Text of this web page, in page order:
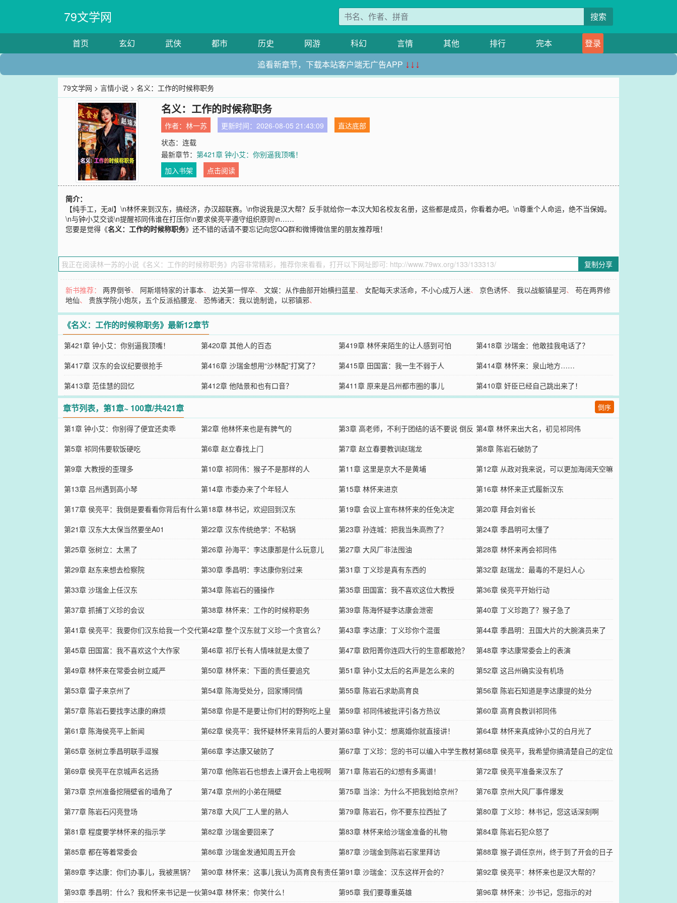
79文学网 搜索
首页 玄幻 武侠 都市 历史 网游 科幻 言情 其他 排行 完本
登录
追看新章节，下载本站客户端无广告APP ↓↓↓
79文学网 >言情小说 > 名义：工作的时候称职务
名义：工作的时候称职务
作者：林一苏 更新时间：2026-08-05 21:43:09
直达底部
状态：连载
最新章节：第421章 钟小艾：你别逼我顶嘴！
加入书架
点击阅读
简介：
【纯手工，无ai】\n林怀来到汉东，搞经济，办汉超联赛。\n你说我是汉大帮？反手就给你一本汉大知名校友名册，这些都是成员，你看着办吧。\n尊重个人命运，绝不当保姆。
\n与钟小艾交谈\n提醒祁同伟谁在打压你\n要求侯亮平遵守组织原则\n……
您要是觉得《名义：工作的时候称职务》还不错的话请不要忘记向您QQ群和微博微信里的朋友推荐哦！
复制分享
新书推荐：两界倒爷、 阿斯塔特家的计事本、边关第一悍卒、文娱：从作曲部开始横扫蓝星、女配每天求活命，不小心成万人迷、 京色诱怀、我以战躯镇星河、苟在两界修
地仙、贵族学院小炮灰，五个反派掐腰宠、恐怖诸天：我以诡制诡，以邪镇邪、
《名义：工作的时候称职务》最新12章节
第421章 钟小艾：你别逼我顶嘴！ 第420章 其他人的百态 第419章 林怀来陌生的让人感到可怕
第418章 沙瑞金：他敢挂我电话了？
第417章 汉东的会议纪要很抢手
第416章 沙瑞金想用“沙林配”打窝了？ 第415章 田国富：我一生不弱于人
第414章 林怀来：泉山地方……
第413章 范佳慧的回忆
第412章 他陆景和也有口音？ 第411章 原来是吕州都市圈的事儿 第410章 奸臣已经自己跳出来了！
章节列表，第1章~ 100章/共421章 倒序
第1章 钟小艾：你别得了便宜还卖乖 第2章 他林怀来也是有脾气的
第3章 高老师，不利于团结的话不要说 倒反
天罡
第4章 林怀来出大名，初见祁同伟
第5章 祁同伟要软饭硬吃
第6章 赵立春找上门 第7章 赵立春要教训赵瑞龙
第8章 陈岩石破防了
第9章 大教授的歪理多
第10章 祁同伟：猴子不是那样的人 第11章 这里是京大不是黄埔
第12章 从政对我来说，可以更加海阔天空嘛
第13章 吕州遇到高小琴
第14章 市委办来了个年轻人 第15章 林怀来进京
第16章 林怀来正式履新汉东
第17章 侯亮平：我倒是要看看你背后有什么
人
第18章 林书记，欢迎回到汉东 第19章 会议上宣布林怀来的任免决定
第20章 拜会刘省长
第21章 汉东大太保当然要坐A01
第22章 汉东传统绝学：不粘锅 第23章 孙连城：把我当朱高煦了？
第24章 季昌明可太懂了
第25章 张树立：太黑了
第26章 孙海平：李达康那是什么玩意儿 第27章 大风厂非法囤油
第28章 林怀来再会祁同伟
第29章 赵东来想去检察院
第30章 季昌明：李达康你别过来 第31章 丁义珍是真有东西的
第32章 赵瑞龙：最毒的不是妇人心
第33章 沙瑞金上任汉东
第34章 陈岩石的骚操作 第35章 田国富：我不喜欢这位大教授
第36章 侯亮平开始行动
第37章 抓捕丁义珍的会议
第38章 林怀来：工作的时候称职务 第39章 陈海怀疑李达康会泄密
第40章 丁义珍跑了？猴子急了
第41章 侯亮平：我要你们汉东给我一个交代第42章 整个汉东就丁义珍一个贪官么？ 第43章 李达康：丁义珍你个混蛋
第44章 季昌明：丑国大片的大腕演员来了
第45章 田国富：我不喜欢这个大作家
第46章 祁厅长有人情味就是太傻了 第47章 欧阳菁你连四大行的生意都敢抢？
第48章 李达康常委会上的表演
第49章 林怀来在常委会树立威严
第50章 林怀来：下面的责任要追究 第51章 钟小艾太后的名声是怎么来的
第52章 这吕州确实没有机场
第53章 雷子来京州了
第54章 陈海受处分，回家博同情 第55章 陈岩石求助高育良
第56章 陈岩石知道是李达康提的处分
第57章 陈岩石要找李达康的麻烦
第58章 你是不是要让你们村的野狗吃上皇
粮？
第59章 祁同伟被批评引各方热议
第60章 高育良教训祁同伟
第61章 陈海侯亮平上新闻
第62章 侯亮平：我怀疑林怀来背后的人要对
付我们钟家了
第63章 钟小艾：想离婚你就直接讲！
第64章 林怀来真成钟小艾的白月光了
第65章 张树立季昌明联手逗猴
第66章 李达康又破防了
第67章 丁义珍：您的书可以编入中学生教材
了
第68章 侯亮平，我希望你搞清楚自己的定位
第69章 侯亮平在京城声名远扬
第70章 他陈岩石也想去上课开会上电视啊 第71章 陈岩石的幻想有多离谱！
第72章 侯亮平准备来汉东了
第73章 京州准备挖隔壁省的墙角了
第74章 京州的小弟在隔壁 第75章 当涂：为什么不把我划给京州？
第76章 京州大风厂事件爆发
第77章 陈岩石闪亮登场
第78章 大风厂工人里的熟人 第79章 陈岩石，你不要东拉西扯了
第80章 丁义珍：林书记，您这话深刻啊
第81章 程度要学林怀来的指示学
第82章 沙瑞金要回来了 第83章 林怀来给沙瑞金准备的礼物
第84章 陈岩石犯众怒了
第85章 都在等着常委会
第86章 沙瑞金发通知周五开会 第87章 沙瑞金到陈岩石家里拜访
第88章 猴子调任京州，终于到了开会的日子
第89章 李达康：你们办事儿，我被黑锅？
第90章 林怀来：这事儿我认为高育良有责任第91章 沙瑞金：汉东这样开会的？
第92章 侯亮平：林怀来也是汉大帮的？
第93章 季昌明：什么？我和怀来书记是一伙第94章 林怀来：你笑什么！ 第95章 我们要尊重英雄 第96章 林怀来：沙书记，您指示的对